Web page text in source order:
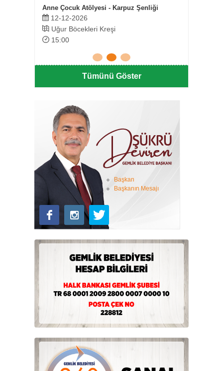
Anne Çocuk Atölyesi - Karpuz Şenliği
12-12-2026
Uğur Böcekleri Kreşi
15:00
Tümünü Göster
Başkan
Başkanın Mesajı